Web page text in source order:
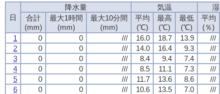
日
降水量 気温
合計
(mm)
最大1時間
(mm)
最大10分間
(mm)
平均
(℃)
最高
(℃)
最低
(℃)
平均
(％)
1
0 0 /// 16.0 18.7 13.9
///
2
0 0 /// 14.0 16.4 9.3
///
3
0 0 /// 8.4 9.4 7.4
///
4
0 0 /// 8.5 11.1 7.3
///
5
0 0 /// 11.7 13.6 8.6
///
6
0 0 /// 10.6 13.5 7.0
///